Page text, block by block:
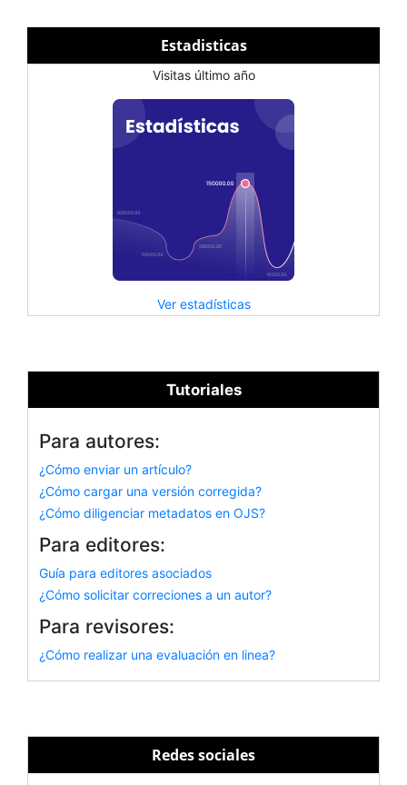
Estadisticas
Visitas último año
Ver estadísticas
Tutoriales
Para autores:
¿Cómo enviar un artículo?
¿Cómo cargar una versión corregida?
¿Cómo diligenciar metadatos en OJS?
Para editores:
Guía para editores asociados
¿Cómo solicitar correciones a un autor?
Para revisores:
¿Cómo realizar una evaluación en linea?
Redes sociales